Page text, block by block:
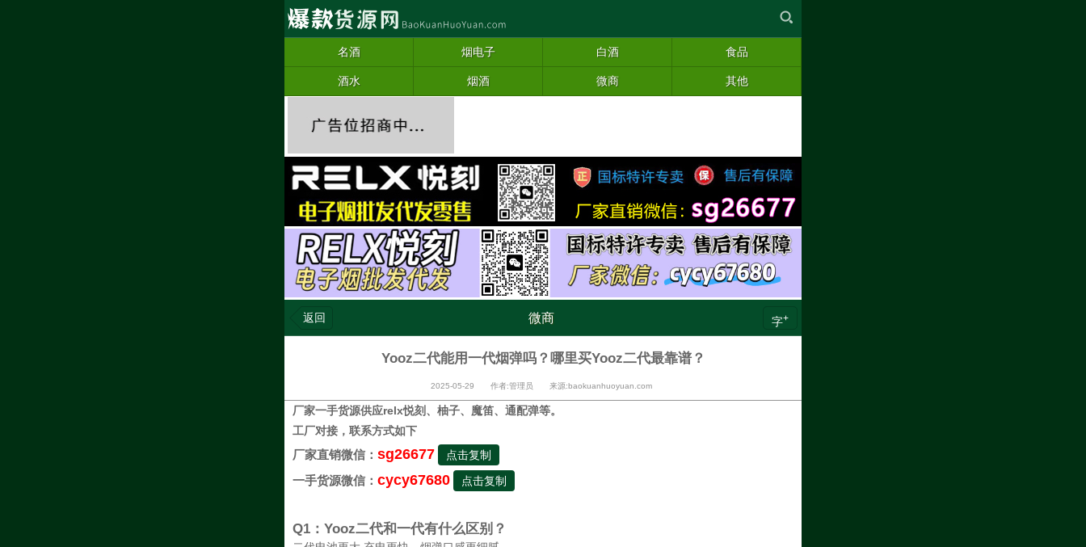
名酒 烟电子 白酒 食品
酒水 烟酒 微商 其他
返回 微商 字+
Yooz二代能用一代烟弹吗？哪里买Yooz二代最靠谱？
2025-05-29 作者:管理员 来源:baokuanhuoyuan.com
厂家一手货源供应relx悦刻、柚子、魔笛、通配弹等。
工厂对接，联系方式如下
厂家直销微信： sg26677 点击复制
一手货源微信： cycy67680 点击复制
Q1：Yooz二代和一代有什么区别？